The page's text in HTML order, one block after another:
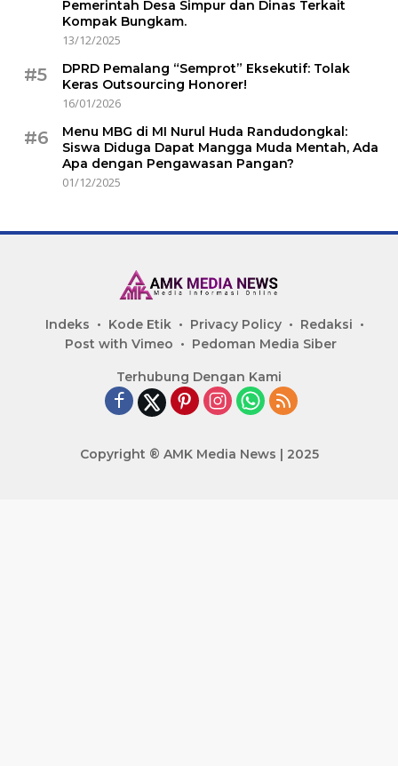
Pemerintah Desa Simpur dan Dinas Terkait
Kompak Bungkam.
13/12/2025
#5
DPRD Pemalang “Semprot” Eksekutif: Tolak
Keras Outsourcing Honorer!
16/01/2026
#6
Menu MBG di MI Nurul Huda Randudongkal:
Siswa Diduga Dapat Mangga Muda Mentah, Ada
Apa dengan Pengawasan Pangan?
01/12/2025
Indeks Kode Etik Privacy Policy
Redaksi
Post with Vimeo
Pedoman Media Siber
Terhubung Dengan Kami
Copyright ® AMK Media News | 2025